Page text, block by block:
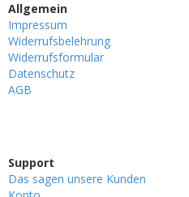
Allgemein
Impressum
Widerrufsbelehrung
Widerrufsformular
Datenschutz
AGB
Support
Das sagen unsere Kunden